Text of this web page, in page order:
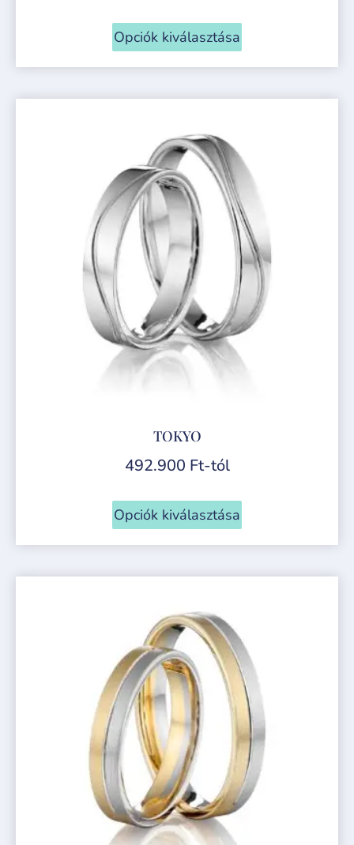
Opciók kiválasztása
TOKYO
492.900 Ft-tól
Opciók kiválasztása